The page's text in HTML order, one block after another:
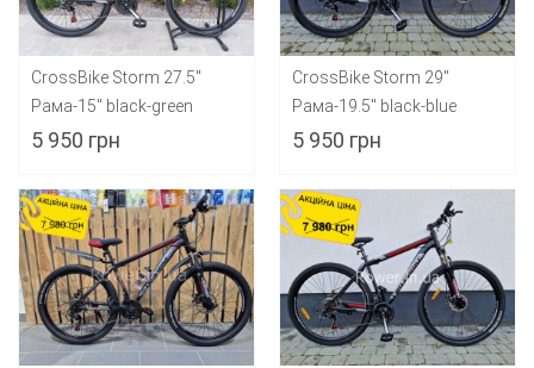
CrossBike Storm 27.5"
Рама-15" black-green
5 950 грн
CrossBike Storm 29"
Рама-19.5" black-blue
5 950 грн